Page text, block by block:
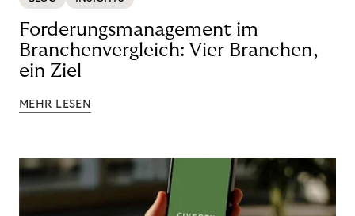
Forderungsmanagement im
Branchenvergleich: Vier Branchen,
ein Ziel
MEHR LESEN